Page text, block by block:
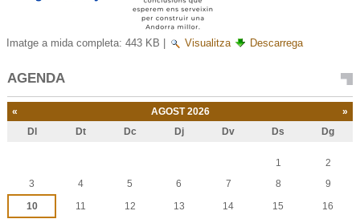
Imatge a mida completa: 443 KB Visualitza Descarrega
AGENDA
« AGOST 2026 »
Dl Dt Dc Dj Dv Ds Dg
1
2
3
4 5 6 7 8
9
10
11 12 13 14 15
16